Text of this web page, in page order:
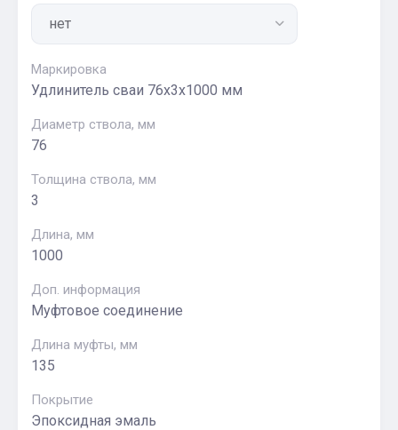
Маркировка
Удлинитель сваи 76х3х1000 мм
Диаметр ствола, мм
76
Толщина ствола, мм
3
Длина, мм
1000
Доп. информация
Муфтовое соединение
Длина муфты, мм
135
Покрытие
Эпоксидная эмаль